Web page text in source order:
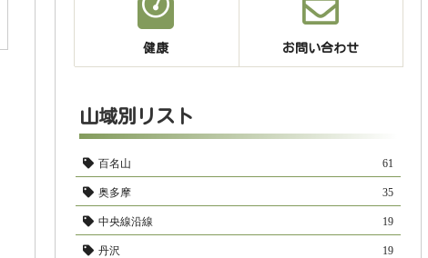
健康 お問い合わせ
山域別リスト
百名山 61
奥多摩 35
中央線沿線 19
丹沢 19